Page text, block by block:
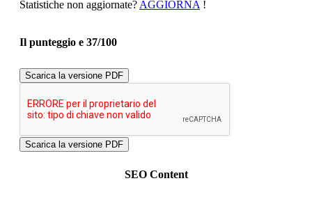
Statistiche non aggiornate? AGGIORNA !
Il punteggio e 37/100
Scarica la versione PDF
SEO Content